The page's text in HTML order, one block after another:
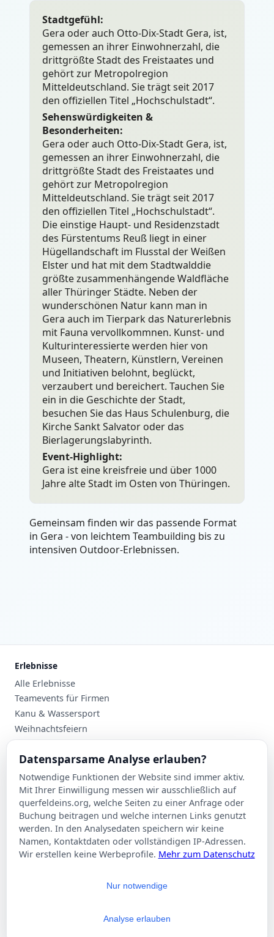
Stadtgefühl:
Gera oder auch Otto-Dix-Stadt Gera, ist,
gemessen an ihrer Einwohnerzahl, die
drittgrößte Stadt des Freistaates und
gehört zur Metropolregion
Mitteldeutschland. Sie trägt seit 2017
den offiziellen Titel „Hochschulstadt“.
Sehenswürdigkeiten &
Besonderheiten:
Gera oder auch Otto-Dix-Stadt Gera, ist,
gemessen an ihrer Einwohnerzahl, die
drittgrößte Stadt des Freistaates und
gehört zur Metropolregion
Mitteldeutschland. Sie trägt seit 2017
den offiziellen Titel „Hochschulstadt“.
Die einstige Haupt- und Residenzstadt
des Fürstentums Reuß liegt in einer
Hügellandschaft im Flusstal der Weißen
Elster und hat mit dem Stadtwalddie
größte zusammenhängende Waldfläche
aller Thüringer Städte. Neben der
wunderschönen Natur kann man in
Gera auch im Tierpark das Naturerlebnis
mit Fauna vervollkommnen. Kunst- und
Kulturinteressierte werden hier von
Museen, Theatern, Künstlern, Vereinen
und Initiativen belohnt, beglückt,
verzaubert und bereichert. Tauchen Sie
ein in die Geschichte der Stadt,
besuchen Sie das Haus Schulenburg, die
Kirche Sankt Salvator oder das
Bierlagerungslabyrinth.
Event-Highlight:
Gera ist eine kreisfreie und über 1000
Jahre alte Stadt im Osten von Thüringen.
Gemeinsam finden wir das passende Format
in Gera - von leichtem Teambuilding bis zu
intensiven Outdoor-Erlebnissen.
Erlebnisse
Alle Erlebnisse
Teamevents für Firmen
Kanu & Wassersport
Weihnachtsfeiern
Planung
Events nach Stadt
Suche
Kontakt
Über Querfeldeins
Rechtliches
Impressum
Datensparsame Analyse erlauben?
Notwendige Funktionen der Website sind immer aktiv.
Mit Ihrer Einwilligung messen wir ausschließlich auf
querfeldeins.org, welche Seiten zu einer Anfrage oder
Buchung beitragen und welche internen Links genutzt
werden. In den Analysedaten speichern wir keine
Namen, Kontaktdaten oder vollständigen IP-Adressen.
Wir erstellen keine Werbeprofile. Mehr zum Datenschutz
Nur notwendige
Analyse erlauben